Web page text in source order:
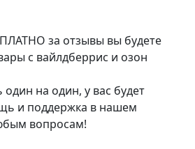
за отзывы вы будете
с вайлдберрис и озон
на один, у вас будет
и поддержка в нашем
вопросам!